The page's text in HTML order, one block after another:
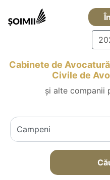
Cabinete de
Civile de
și alte companii